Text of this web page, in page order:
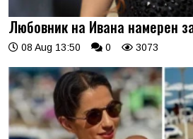
Любовник на Ивана намерен
08 Aug 13:50 0 3073